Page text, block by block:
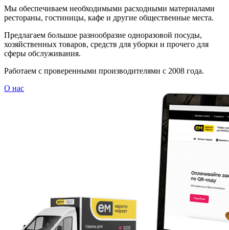
Мы обеспечиваем необходимыми расходными материалами
рестораны, гостиницы, кафе и другие общественные места.
Предлагаем большое разнообразие одноразовой посуды,
хозяйственных товаров, средств для уборки и прочего для
сферы обслуживания.
Работаем с проверенными производителями с 2008 года.
О нас